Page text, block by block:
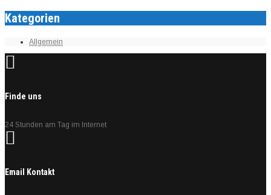
Kategorien
Allgemein
Finde uns
24 Stunden am Tag im Internet
Email Kontakt